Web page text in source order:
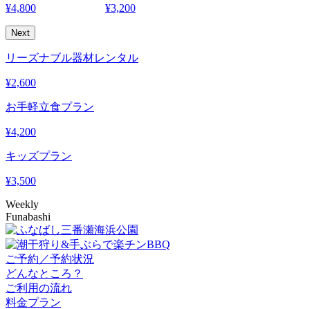
¥4,800 ¥3,200
Next
リーズナブル器材レンタル
¥2,600
お手軽立食プラン
¥4,200
キッズプラン
¥3,500
Weekly
Funabashi
ご予約／予約状況
どんなところ？
ご利用の流れ
料金プラン